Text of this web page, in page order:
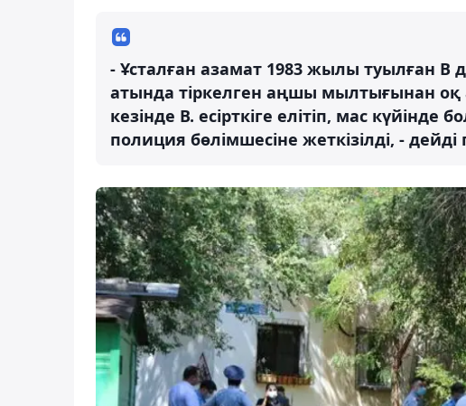
- Ұсталған азамат 1983 жылы туылған
атында тіркелген аңшы мылтығынан
кезінде В. есірткіге елітіп, мас
полиция бөлімшесіне жеткізілді, -